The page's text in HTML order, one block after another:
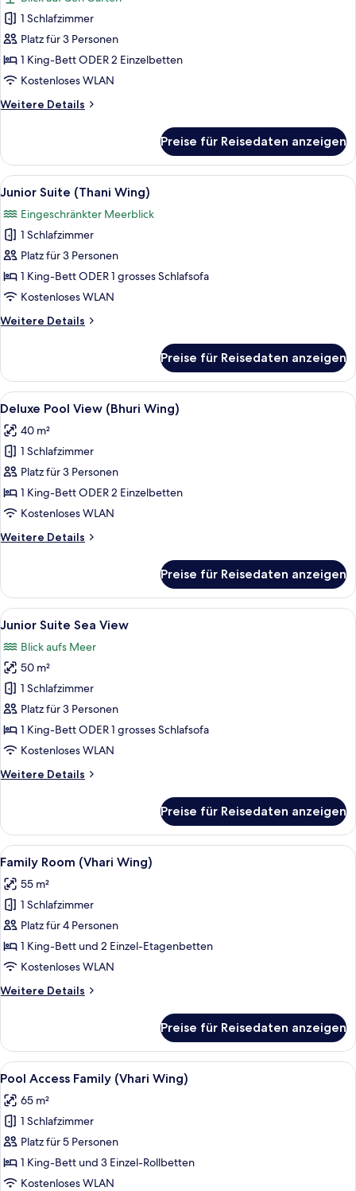
Deluxe-
Zimmer,
Gartenblick
anzeigen
1 Schlafzimmer
Platz für 3 Personen
1 King-Bett ODER 2 Einzelbetten
Kostenloses WLAN
Weitere Details
Weitere
Zimmer,
Gartenblick
Preise für Reisedaten anzeigen
Alle
Fotos
für
Junior
Suite
(Thani
Wing)
Ein Hotelzimmer mit einem großen
7
Junior Suite (Thani Wing)
Eingeschränkter Meerblick
1 Schlafzimmer
Platz für 3 Personen
1 King-Bett ODER 1 grosses Schlafsofa
Kostenloses WLAN
Weitere Details
Weitere
Suite
(Thani
Wing)
Preise für Reisedaten anzeigen
Alle
Fotos
für
Deluxe
Pool
View
(Bhuri
anzeigen
Deluxe Pool View (Bhuri Wing) |
5
Deluxe Pool View (Bhuri Wing)
40 m²
1 Schlafzimmer
Platz für 3 Personen
1 King-Bett ODER 2 Einzelbetten
Kostenloses WLAN
Weitere Details
Weitere
Pool
View
(Bhuri
Preise für Reisedaten anzeigen
Alle
Fotos
für
Junior
Suite
Sea
View
anzeigen
Ein Hotelzimmer mit einem großen
11
Junior Suite Sea View
Blick aufs Meer
50 m²
1 Schlafzimmer
Platz für 3 Personen
1 King-Bett ODER 1 grosses Schlafsofa
Kostenloses WLAN
Weitere Details
Weitere
Suite
Sea
View
Preise für Reisedaten anzeigen
Alle
Fotos
für
Family
Room
(Vhari
Wing)
Ein Kinderzimmer mit Etagenbetten,
7
Family Room (Vhari Wing)
55 m²
1 Schlafzimmer
Platz für 4 Personen
1 King-Bett und 2 Einzel-Etagenbetten
Kostenloses WLAN
Weitere Details
Weitere
Room
(Vhari
Wing)
Preise für Reisedaten anzeigen
Alle
Fotos
für
Pool
Access
Family
(Vhari
7
Pool Access Family (Vhari Wing)
65 m²
1 Schlafzimmer
Platz für 5 Personen
1 King-Bett und 3 Einzel-Rollbetten
Kostenloses WLAN